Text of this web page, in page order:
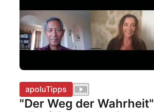
apoluTipps
"Der Weg der Wahrheit"